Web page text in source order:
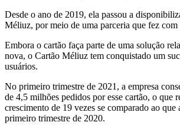
Desde o ano de 2019, ela passou a
Méliuz, por meio de uma parceria que fez com
Embora o cartão faça parte de uma solução
nova, o Cartão Méliuz tem conquistado um
usuários.
No primeiro trimestre de 2021, a empresa
de 4,5 milhões pedidos por esse cartão, o que
crescimento de 19 vezes se comparado ao que
primeiro trimestre de 2020.